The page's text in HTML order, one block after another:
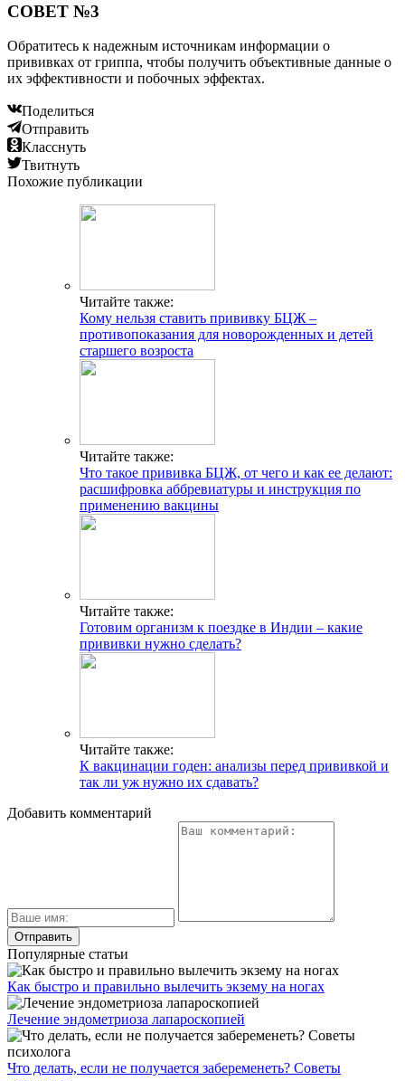
СОВЕТ №3
Обратитесь к надежным источникам информации о
прививках от гриппа, чтобы получить объективные данные о
их эффективности и побочных эффектах.
Поделиться
Отправить
Класснуть
Твитнуть
Похожие публикации
Читайте также:
Кому нельзя ставить прививку БЦЖ –
противопоказания для новорожденных и детей
старшего возроста
Читайте также:
Что такое прививка БЦЖ, от чего и как ее делают:
расшифровка аббревиатуры и инструкция по
применению вакцины
Читайте также:
Готовим организм к поездке в Индии – какие
прививки нужно сделать?
Читайте также:
К вакцинации годен: анализы перед прививкой и
так ли уж нужно их сдавать?
Добавить комментарий
Популярные статьи
Как быстро и правильно вылечить экзему на ногах
Лечение эндометриоза лапароскопией
Что делать, если не получается забеременеть? Советы